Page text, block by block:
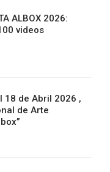
ALBOX 2026:
videos
18 de Abril 2026 ,
de Arte